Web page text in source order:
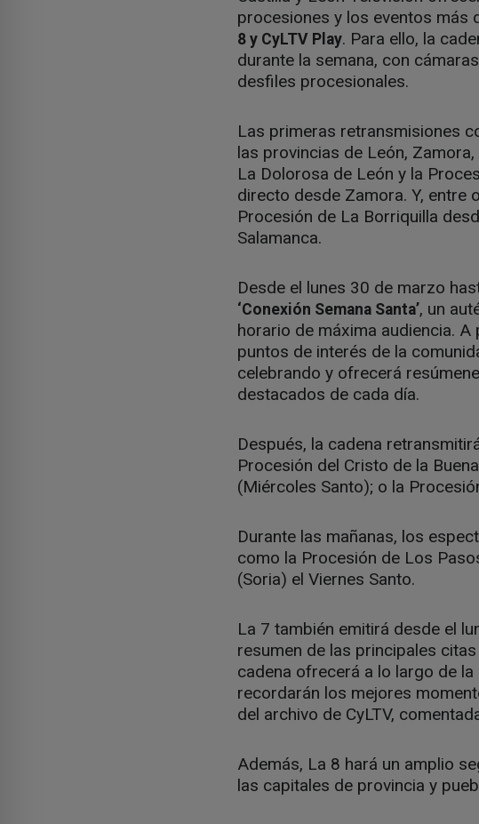
procesiones y los eventos más
8 y CyLTV Play. Para ello, la
durante la semana, con
desfiles procesionales.
Las primeras retransmisiones
las provincias de León,
La Dolorosa de León y la
directo desde Zamora. Y, entre
Procesión de La Borriquilla
Salamanca.
Desde el lunes 30 de marzo
‘Conexión Semana Santa’, un
horario de máxima audiencia.
puntos de interés de la
celebrando y ofrecerá
destacados de cada día.
Después, la cadena
Procesión del Cristo de la
(Miércoles Santo); o la
Durante las mañanas, los
como la Procesión de Los
(Soria) el Viernes Santo.
La 7 también emitirá desde el
resumen de las principales
cadena ofrecerá a lo largo de
recordarán los mejores
del archivo de CyLTV,
Además, La 8 hará un amplio
las capitales de provincia y